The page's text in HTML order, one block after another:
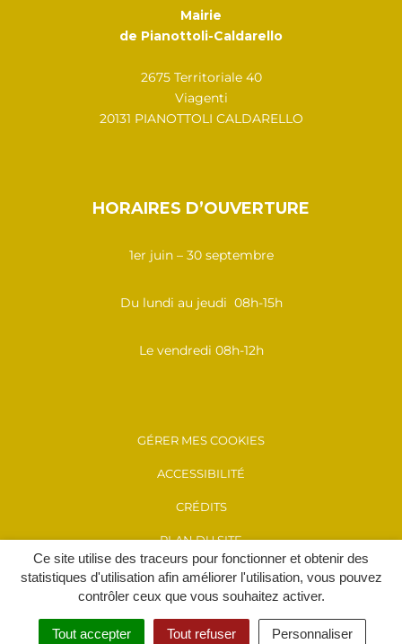
Ce site utilise des traceurs pour fonctionner et obtenir des
statistiques d'utilisation afin améliorer l'utilisation, vous pouvez
contrôler ceux que vous souhaitez activer.
Tout accepter Tout refuser Personnaliser
Mairie
de Pianottoli-Caldarello
2675 Territoriale 40
Viagenti
20131 PIANOTTOLI CALDARELLO
HORAIRES D’OUVERTURE
1er juin – 30 septembre
Du lundi au jeudi 08h-15h
Le vendredi 08h-12h
GÉRER MES COOKIES
ACCESSIBILITÉ
CRÉDITS
PLAN DU SITE
MENTIONS LÉGALES
POLITIQUE DE CONFIDENTIALITÉ